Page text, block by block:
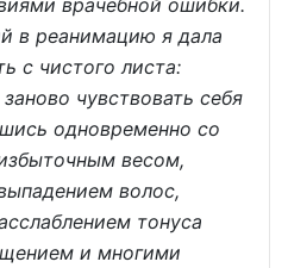
врачебной ошибки.
в реанимацию я дала
с чистого листа:
чувствовать себя
одновременно со
весом,
волос,
тонуса
и многими